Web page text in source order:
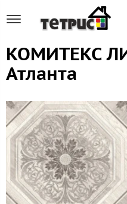
КОМИТЕКС
Атланта